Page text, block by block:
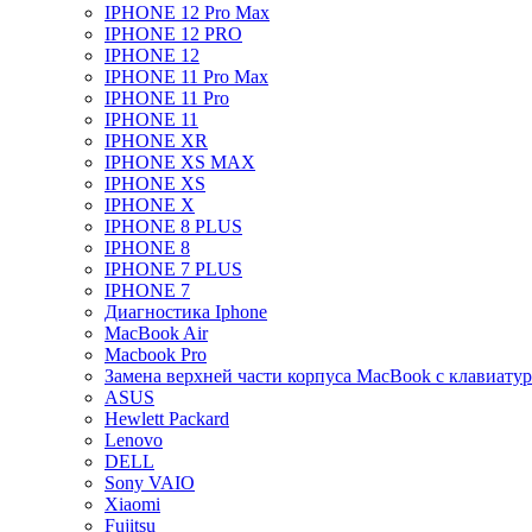
IPHONE 12 Pro Max
IPHONE 12 PRO
IPHONE 12
IPHONE 11 Pro Max
IPHONE 11 Pro
IPHONE 11
IPHONE XR
IPHONE XS MAX
IPHONE XS
IPHONE X
IPHONE 8 PLUS
IPHONE 8
IPHONE 7 PLUS
IPHONE 7
Диагностика Iphone
MacBook Air
Macbook Pro
Замена верхней части корпуса MacBook с
ASUS
Hewlett Packard
Lenovo
DELL
Sony VAIO
Xiaomi
Fujitsu